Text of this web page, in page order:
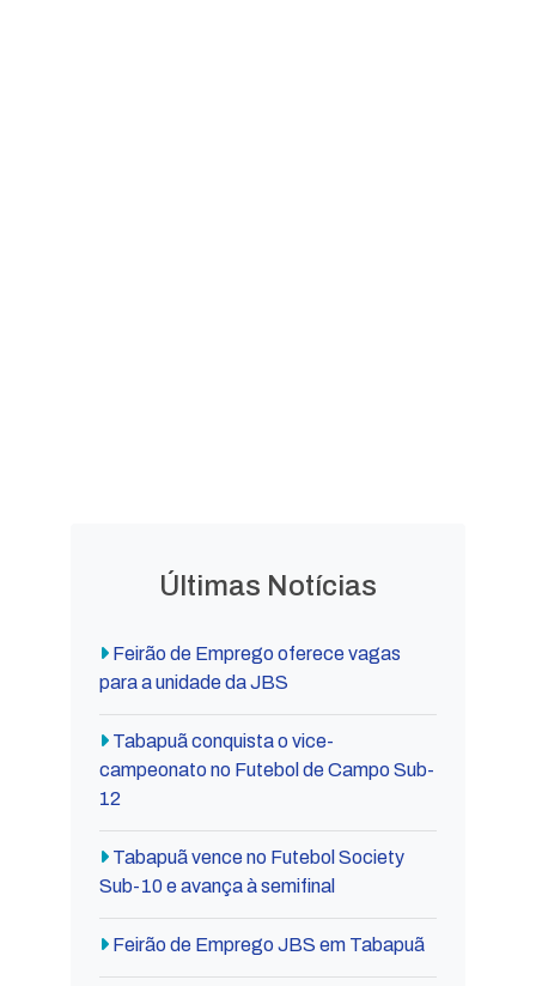
Últimas Notícias
Feirão de Emprego oferece vagas
para a unidade da JBS
Tabapuã conquista o vice-
campeonato no Futebol de Campo Sub-
12
Tabapuã vence no Futebol Society
Sub-10 e avança à semifinal
Feirão de Emprego JBS em Tabapuã